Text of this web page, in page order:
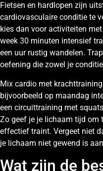
Fietsen en hardlopen zijn
cardiovasculaire conditie te
kies dan voor activiteiten
week 30 minuten intensief
een uur rustig wandelen.
oefening die zowel je
Mix cardio met
bijvoorbeeld op maandag
een circuittraining met
Zo geef je je lichaam tijd om
effectief traint. Vergeet niet
je lichaam niet gewend is
Wat zijn de